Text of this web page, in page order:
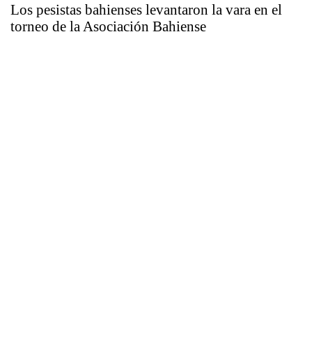
Los pesistas bahienses levantaron la vara en el
torneo de la Asociación Bahiense